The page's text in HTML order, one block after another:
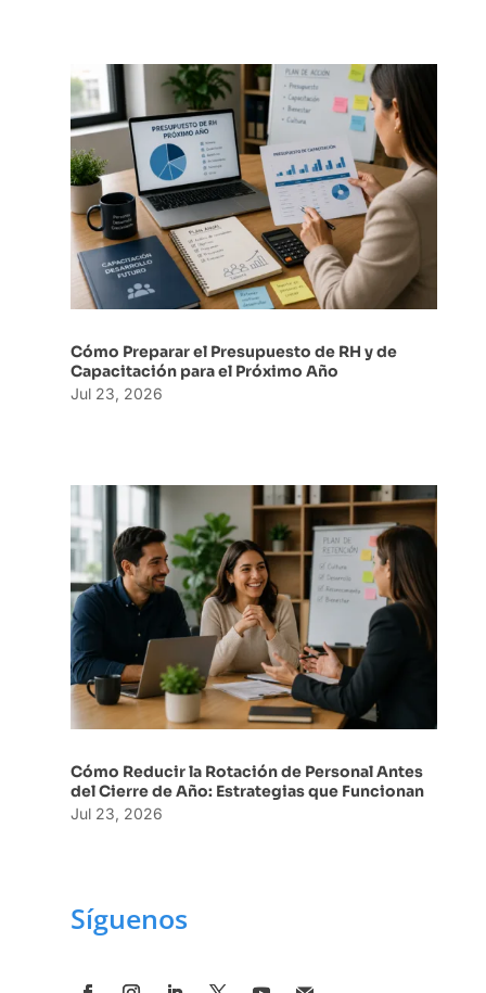
Cómo Preparar el Presupuesto de RH y de
Capacitación para el Próximo Año
Jul 23, 2026
Cómo Reducir la Rotación de Personal Antes
del Cierre de Año: Estrategias que Funcionan
Jul 23, 2026
Síguenos